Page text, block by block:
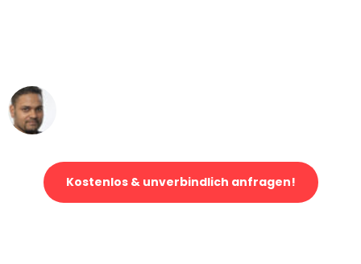
Kostenlos & unverbindlich anfragen!